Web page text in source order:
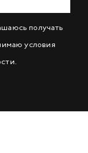
получать
условия
.